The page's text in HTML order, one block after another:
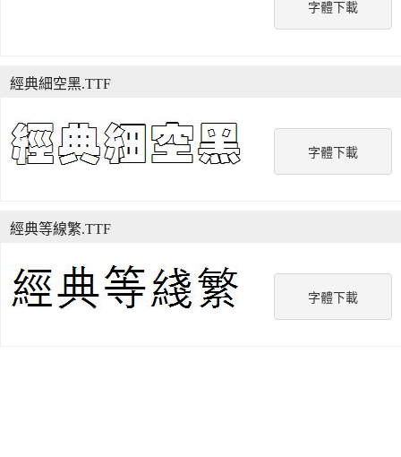
字體下載
字體下載
經典細空黑.TTF
字體下載
經典等線繁.TTF